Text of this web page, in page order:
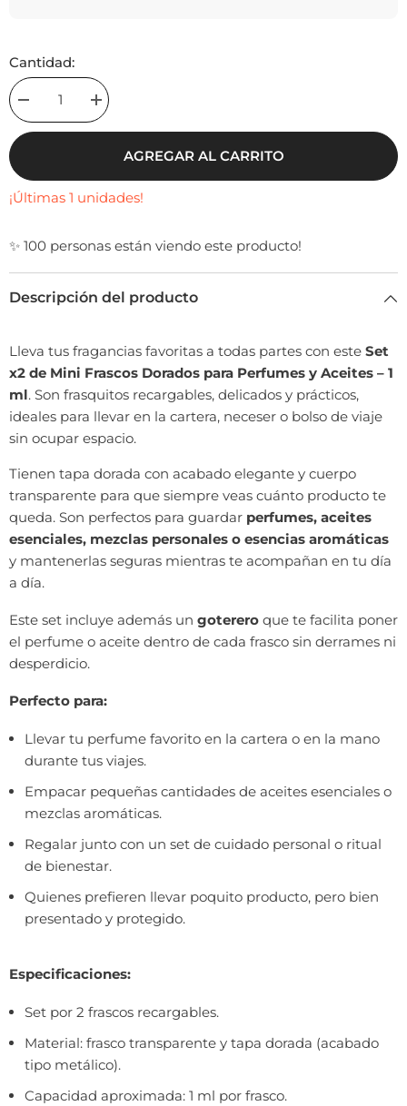
Cantidad:
Decrease
quantity
for
de
Frascos
Perfumes
Aceites
1
Increase
quantity
for
Frascos
Perfumes
Aceites
1
AGREGAR AL CARRITO
¡Últimas 1 unidades!
✨ 100 personas están viendo este producto!
Descripción del producto
Lleva tus fragancias favoritas a todas partes con este Set
x2 de Mini Frascos Dorados para Perfumes y Aceites – 1
ml. Son frasquitos recargables, delicados y prácticos,
ideales para llevar en la cartera, neceser o bolso de viaje
sin ocupar espacio.
Tienen tapa dorada con acabado elegante y cuerpo
transparente para que siempre veas cuánto producto te
queda. Son perfectos para guardar perfumes, aceites
esenciales, mezclas personales o esencias aromáticas
y mantenerlas seguras mientras te acompañan en tu día
a día.
Este set incluye además un goterero que te facilita poner
el perfume o aceite dentro de cada frasco sin derrames ni
desperdicio.
Perfecto para:
Llevar tu perfume favorito en la cartera o en la mano
durante tus viajes.
Empacar pequeñas cantidades de aceites esenciales o
mezclas aromáticas.
Regalar junto con un set de cuidado personal o ritual
de bienestar.
Quienes prefieren llevar poquito producto, pero bien
presentado y protegido.
Especificaciones:
Set por 2 frascos recargables.
Material: frasco transparente y tapa dorada (acabado
tipo metálico).
Capacidad aproximada: 1 ml por frasco.